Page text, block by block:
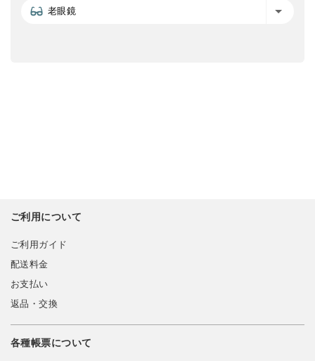
老眼鏡
ご利用について
ご利用ガイド
配送料金
お支払い
返品・交換
各種帳票について